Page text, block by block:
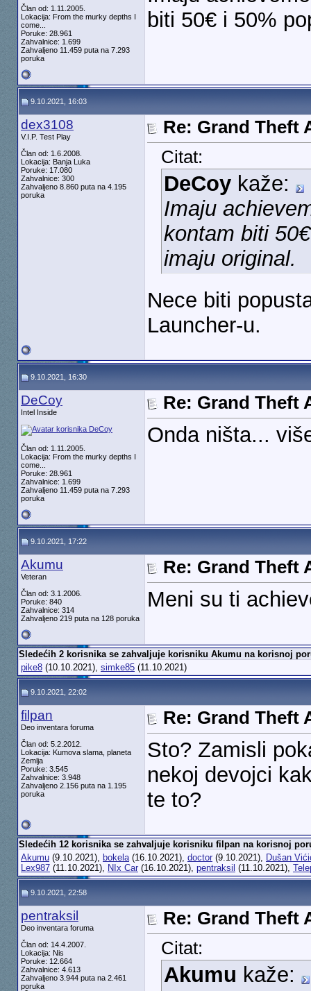
Član od: 1.11.2005.
Lokacija: From the murky depths I
come...
Poruke: 28.961
Zahvalnice: 1.699
Zahvaljeno 11.459 puta na 7.293
poruka
biti 50€ i 50%
9.10.2021, 16:03
dex3108
V.I.P. Test Play
Član od: 1.6.2008.
Lokacija: Banja Luka
Poruke: 17.080
Zahvalnice: 300
Zahvaljeno 8.860 puta na 4.195
poruka
Re: Grand Theft
Citat:
DeCoykaže:
Imaju
kontam biti
imaju original.
Nece biti
Launcher-u.
9.10.2021, 16:30
DeCoy
Intel Inside
Član od: 1.11.2005.
Lokacija: From the murky depths I
come...
Poruke: 28.961
Zahvalnice: 1.699
Zahvaljeno 11.459 puta na 7.293
poruka
Re: Grand Theft
Onda ništa...
9.10.2021, 17:22
Akumu
Veteran
Član od: 3.1.2006.
Poruke: 840
Zahvalnice: 314
Zahvaljeno 219 puta na 128 poruka
Re: Grand Theft
Meni su ti
Sledećih 2 korisnika se zahvaljuje korisniku Akumu na korisnoj
pike8(10.10.2021), simke85(11.10.2021)
9.10.2021, 22:02
filpan
Deo inventara foruma
Član od: 5.2.2012.
Lokacija: Kumova slama, planeta
Zemlja
Poruke: 3.545
Zahvalnice: 3.948
Zahvaljeno 2.156 puta na 1.195
poruka
Re: Grand Theft
Sto? Zamisli
nekoj devojci
te to?
Sledećih 12 korisnika se zahvaljuje korisniku filpan na korisnoj
Akumu(9.10.2021), bokela(16.10.2021), doctor(9.10.2021), Dušan
Lex987(11.10.2021), NIx Car(16.10.2021), pentraksil (11.10.2021),
9.10.2021, 22:58
pentraksil
Deo inventara foruma
Član od: 14.4.2007.
Lokacija: Nis
Poruke: 12.664
Zahvalnice: 4.613
Zahvaljeno 3.944 puta na 2.461
poruka
Re: Grand Theft
Citat:
Akumu kaže: